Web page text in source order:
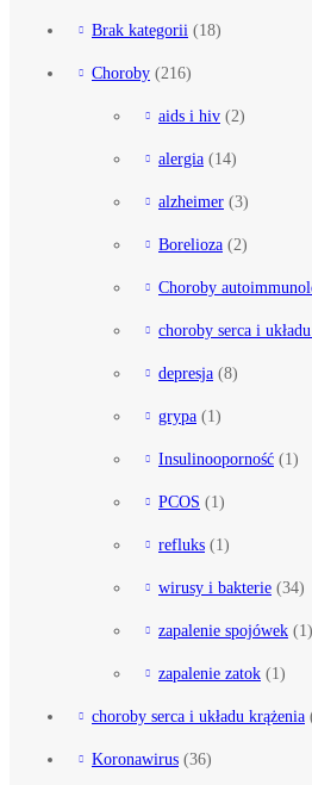
Brak kategorii (18)
Choroby (216)
aids i hiv (2)
alergia (14)
alzheimer (3)
Borelioza (2)
Choroby
choroby serca i
depresja (8)
grypa (1)
Insulinooporność (1)
PCOS (1)
refluks (1)
wirusy i bakterie (34)
zapalenie spojówek (1)
zapalenie zatok (1)
choroby serca i układu krążenia
Koronawirus (36)